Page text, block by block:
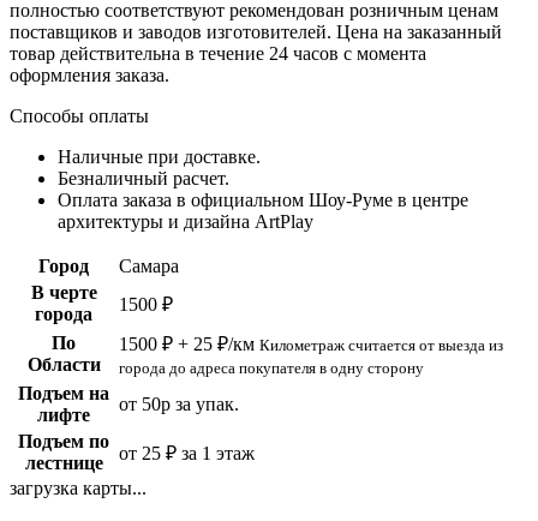
полностью соответствуют рекомендован розничным ценам
поставщиков и заводов изготовителей. Цена на заказанный
товар действительна в течение 24 часов с момента
оформления заказа.
Способы оплаты
Наличные при доставке.
Безналичный расчет.
Оплата заказа в официальном Шоу-Руме в центре
архитектуры и дизайна ArtPlay
Город
Самара
В черте
города
1500 ₽
По
Области
1500 ₽ + 25 ₽/км Километраж считается от выезда из
города до адреса покупателя в одну сторону
Подъем на
лифте
от 50р за упак.
Подъем по
лестнице
от 25 ₽ за 1 этаж
загрузка карты...